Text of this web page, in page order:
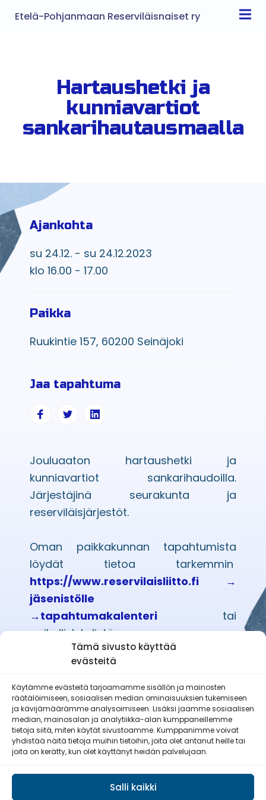
Tämä sivusto käyttää
evästeitä
Käytämme evästeitä tarjoamamme sisällön ja mainosten
räätälöimiseen, sosiaalisen median ominaisuuksien tukemiseen
ja kävijämäärämme analysoimiseen. Lisäksi jaamme sosiaalisen
median, mainosalan ja analytiikka-alan kumppaneillemme
tietoja siitä, miten käytät sivustoamme. Kumppanimme voivat
yhdistää näitä tietoja muihin tietoihin, joita olet antanut heille tai
joita on kerätty, kun olet käyttänyt heidän palvelujaan.
Salli kaikki
Etelä-Pohjanmaan Reserviläisnaiset ry
Hartaushetki ja
kunniavartiot
sankarihautausmaalla
Ajankohta
su 24.12. - su 24.12.2023
klo 16.00 - 17.00
Paikka
Ruukintie 157, 60200 Seinäjoki
Jaa tapahtuma
Jouluaaton hartaushetki ja
kunniavartiot sankarihaudoilla.
Järjestäjinä seurakunta ja
reserviläisjärjestöt.
Oman paikkakunnan tapahtumista
löydät tietoa tarkemmin
https://www.reservilaisliitto.fi →
jäsenistölle
→tapahtumakalenteri tai
paikallislehdistä.
Etelä-Pohjanmaan Reserviläisnaiset
ry